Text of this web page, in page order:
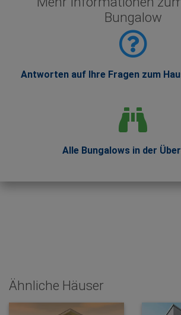
Bungalow
Antworten auf Ihre Fragen zum
Alle Bungalows in der
Ähnliche Häuser